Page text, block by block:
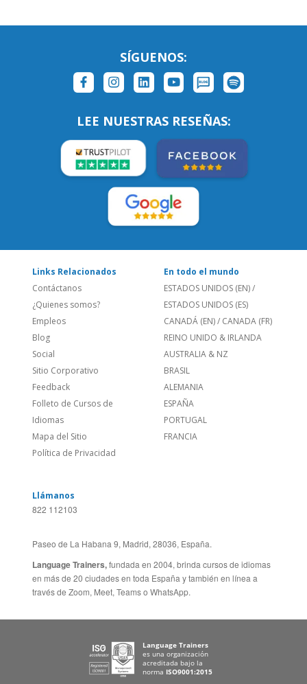
SÍGUENOS:
LEE NUESTRAS RESEÑAS:
Links Relacionados
Contáctanos
¿Quienes somos?
Empleos
Blog
Social
Sitio Corporativo
Feedback
Mapa del Sitio
En todo el mundo
ESTADOS UNIDOS (EN)
ESTADOS UNIDOS (ES)
CANADÁ (EN)
REINO UNIDO & IRLANDA
AUSTRALIA & NZ
BRASIL
Llámanos
822 112103
en más de 20 ciudades en toda España y también en línea a
través de Zoom, Meet, Teams o WhatsApp.